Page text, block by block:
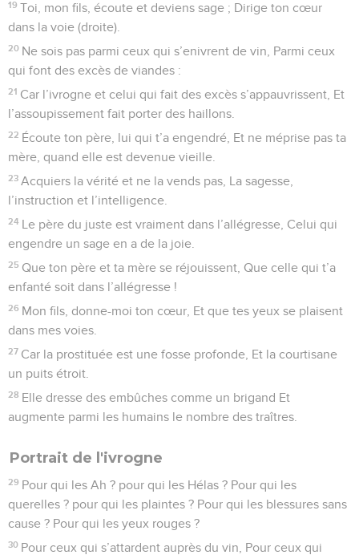
19 Toi, mon fils, écoute et deviens sage ; Dirige ton cœur
dans la voie (droite).
20 Ne sois pas parmi ceux qui s’enivrent de vin, Parmi ceux
qui font des excès de viandes :
21 Car l’ivrogne et celui qui fait des excès s’appauvrissent, Et
l’assoupissement fait porter des haillons.
22 Écoute ton père, lui qui t’a engendré, Et ne méprise pas ta
mère, quand elle est devenue vieille.
23 Acquiers la vérité et ne la vends pas, La sagesse,
l’instruction et l’intelligence.
24 Le père du juste est vraiment dans l’allégresse, Celui qui
engendre un sage en a de la joie.
25 Que ton père et ta mère se réjouissent, Que celle qui t’a
enfanté soit dans l’allégresse !
26 Mon fils, donne-moi ton cœur, Et que tes yeux se plaisent
dans mes voies.
27 Car la prostituée est une fosse profonde, Et la courtisane
un puits étroit.
28 Elle dresse des embûches comme un brigand Et
augmente parmi les humains le nombre des traîtres.
Portrait de l'ivrogne
29 Pour qui les Ah ? pour qui les Hélas ? Pour qui les
querelles ? pour qui les plaintes ? Pour qui les blessures sans
cause ? Pour qui les yeux rouges ?
30 Pour ceux qui s’attardent auprès du vin, Pour ceux qui